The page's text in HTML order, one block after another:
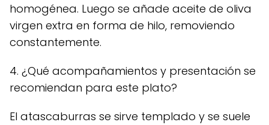
homogénea. Luego se añade aceite de oliva
virgen extra en forma de hilo, removiendo
constantemente.
4. ¿Qué acompañamientos y presentación se
recomiendan para este plato?
El atascaburras se sirve templado y se suele